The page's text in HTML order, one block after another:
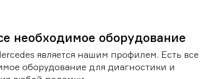
необходимое оборудование
является нашим профилем. Есть все
оборудование для диагностики и